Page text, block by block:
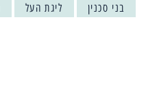
בני סכנין ליגת העל